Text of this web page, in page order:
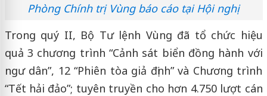
Phòng Chính trị Vùng báo cáo tại Hội nghị
Trong quý II, Bộ Tư lệnh Vùng đã tổ chức hiệu
quả 3 chương trình “Cảnh sát biển đồng hành với
ngư dân”, 12 “Phiên tòa giả định” và Chương trình
“Tết hải đảo”; tuyên truyền cho hơn 4.750 lượt cán